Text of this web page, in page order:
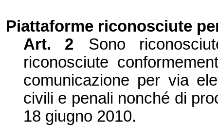
Piattaforme riconosciute
Art. 2
Sono
riconosciute
comunicazione per via
civili e penali nonché di
18 giugno 2010.